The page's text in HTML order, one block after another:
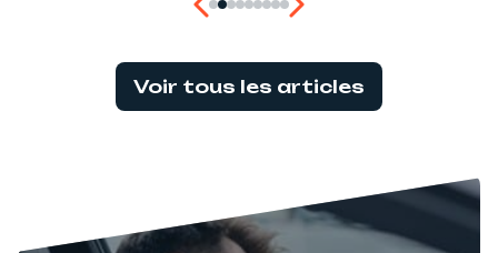
Voir tous les articles